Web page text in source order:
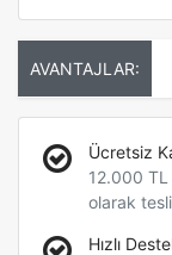
AVANTAJLAR:
Ücretsiz
12.000 TL
olarak
Hızlı